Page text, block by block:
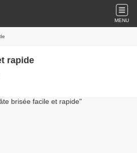
MENU
rapide